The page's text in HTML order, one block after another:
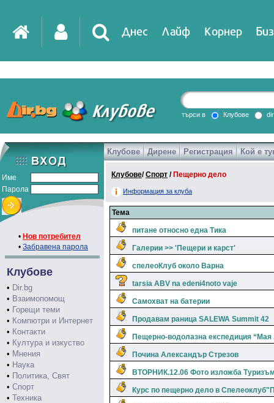
Днес Лайф Корнер
DirTV Impressio
Games
търси в Клубове
Име
Парола
• Нов потребител
• Забравена парола
Клубове
• Dir.bg
• Взаимопомощ
• Горещи теми
• Компютри и Интернет
• Контакти
• Култура и изкуство
• Мнения
• Наука
• Политика, Свят
• Спорт
• Техника
Клубове Дирене Регистрация Кой е
Клубове/Спорт / Пещерно дело
Информация за клуба
Тема
питане относно една Тика
Галерии >> 'Пещери и карст'
спелеоКлуб около Варна
tarsia ABV na edeni4noto vaje
Самохват на батерии
Продавам раница SALEWA Summit 42
Пещерно-водолазна експедиция “Мая
Почина Александър Стрезов
ВТОРНИК.12.06 Фото изложба
Курс по пещерно дело в